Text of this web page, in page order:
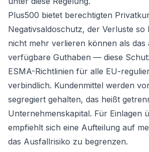
Plus500 bietet berechtigten
Negativsaldoschutz, der Verluste so
nicht mehr verlieren können als das
verfügbare Guthaben — diese
ESMA-Richtlinien für alle EU-
verbindlich. Kundenmittel werden
segregiert gehalten, das heißt
Unternehmenskapital. Für Einlagen
empfiehlt sich eine Aufteilung auf
das Ausfallrisiko zu begrenzen.